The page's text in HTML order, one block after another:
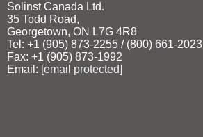
Solinst Canada Ltd.
35 Todd Road,
Georgetown, ON L7G 4R8
Tel: +1 (905) 873‑2255 / (800) 661‑2023
Fax: +1 (905) 873‑1992
Email: [email protected]